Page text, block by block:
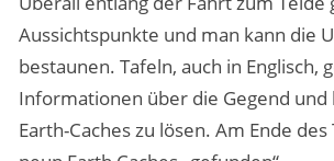
Aussichtspunkte und man kann die
bestaunen. Tafeln, auch in Englisch,
Informationen über die Gegend und
Earth-Caches zu lösen. Am Ende